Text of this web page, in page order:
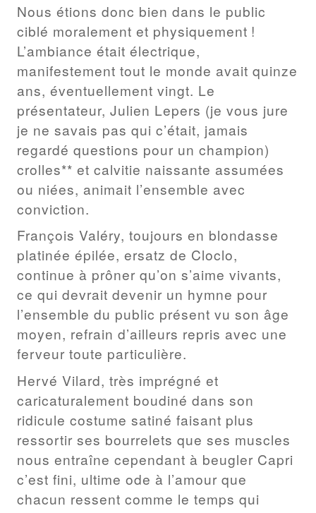
Nous étions donc bien dans le public
ciblé moralement et physiquement !
L’ambiance était électrique,
manifestement tout le monde avait quinze
ans, éventuellement vingt. Le
présentateur, Julien Lepers (je vous jure
je ne savais pas qui c’était, jamais
regardé questions pour un champion)
crolles** et calvitie naissante assumées
ou niées, animait l’ensemble avec
conviction.
François Valéry, toujours en blondasse
platinée épilée, ersatz de Cloclo,
continue à prôner qu’on s’aime vivants,
ce qui devrait devenir un hymne pour
l’ensemble du public présent vu son âge
moyen, refrain d’ailleurs repris avec une
ferveur toute particulière.
Hervé Vilard, très imprégné et
caricaturalement boudiné dans son
ridicule costume satiné faisant plus
ressortir ses bourrelets que ses muscles
nous entraîne cependant à beugler Capri
c’est fini, ultime ode à l’amour que
chacun ressent comme le temps qui